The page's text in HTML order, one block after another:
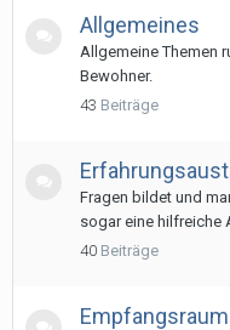
Allgemeines
Allgemeine Themen
Bewohner.
43 Beiträge
Fragen bildet und
sogar eine hilfreiche
40 Beiträge
Empfangsraum